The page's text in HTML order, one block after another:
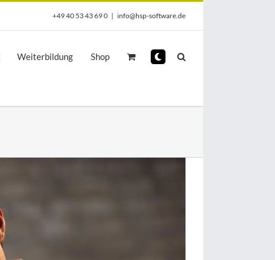
+49 40 53 43 69 0 | info@hsp-software.de
Weiterbildung Shop